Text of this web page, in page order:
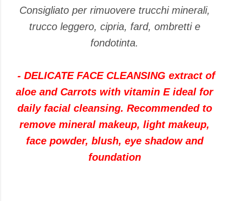
Consigliato per rimuovere trucchi minerali,
trucco leggero, cipria, fard, ombretti e
fondotinta.
- DELICATE FACE CLEANSING extract of
aloe and Carrots with vitamin E ideal for
daily facial cleansing. Recommended to
remove mineral makeup, light makeup,
face powder, blush, eye shadow and
foundation